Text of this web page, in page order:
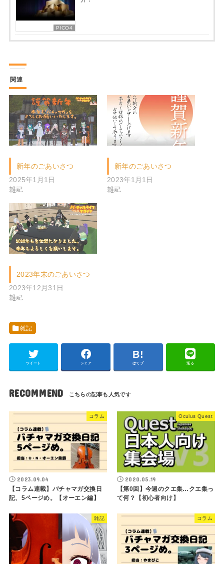
PICO4
関連
新年のごあいさつ
2025年1月1日
雑記
新年のごあいさつ
2023年1月1日
雑記
2023年末のごあいさつ
2023年12月31日
雑記
雑記
ツイート シェア はてブ 送る
RECOMMEND
コラム
2023.09.04
【コラム連載】バチャマガ交換日
記、5ページめ。【オーエン編】
Oculus Quest
2020.05.19
【第0回】今週のクエ集…クエ集っ
て何？【初心者向け】
雑記 コラム